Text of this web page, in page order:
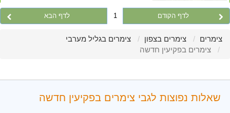
לדף הקודם 1 לדף הבא
צימרים צימרים בצפון
צימרים בגליל מערבי
צימרים בפקיעין חדשה
שאלות נפוצות לגבי צימרים בפקיעין חדשה